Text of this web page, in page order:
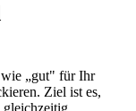
„gut" für Ihr
Ziel ist es,
gleichzeitig